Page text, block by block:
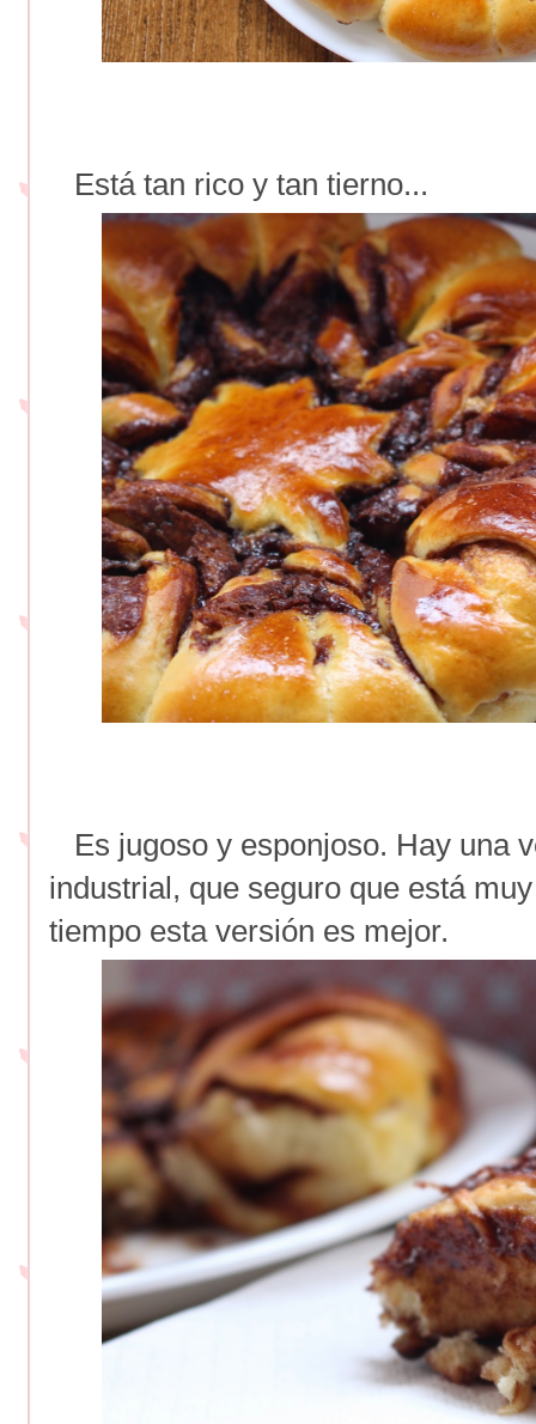
Está tan rico y tan tierno...
Es jugoso y esponjoso. Hay una
industrial, que seguro que está
tiempo esta versión es mejor.